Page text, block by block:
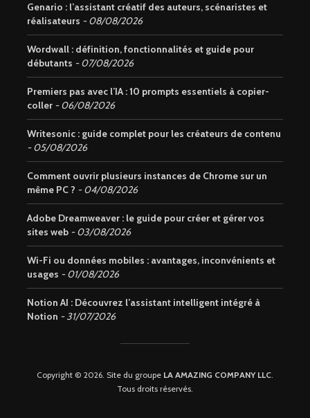
Genario : l’assistant créatif des auteurs, scénaristes et
réalisateurs
08/08/2026
Wordwall : définition, fonctionnalités et guide pour
débutants
07/08/2026
Premiers pas avec l’IA : 10 prompts essentiels à copier-
coller
06/08/2026
Writesonic : guide complet pour les créateurs de contenu
05/08/2026
Comment ouvrir plusieurs instances de Chrome sur un
même PC ?
04/08/2026
Adobe Dreamweaver : le guide pour créer et gérer vos
sites web
03/08/2026
Wi-Fi ou données mobiles : avantages, inconvénients et
usages
01/08/2026
Notion AI : Découvrez l’assistant intelligent intégré à
Notion
31/07/2026
Copyright © 2026. Site du groupe LA AMAZING COMPANY LLC.
Tous droits réservés.